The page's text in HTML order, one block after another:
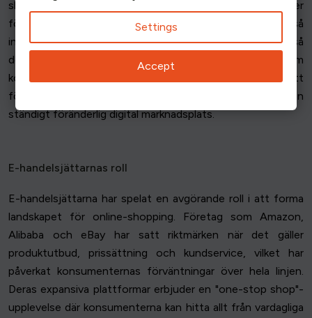
shoppingupplevelser online. Dessa tekniska innovationer
förbättrar inte bara konsumentupplevelsen utan ger också
insikter om trafikmönster på nätet. De ger också
detaljhandlarna viktiga konsumentinsikter om
konsumentbeteende, vilket gör det möjligt för dem att
förfina sina strategier och förbli konkurrenskraftiga på en
ständigt föränderlig digital marknadsplats.
E-handelsjättarnas roll
E-handelsjättarna har spelat en avgörande roll i att forma
landskapet för online-shopping. Företag som Amazon,
Alibaba och eBay har satt riktmärken när det gäller
produktutbud, prissättning och kundservice, vilket har
påverkat konsumenternas förväntningar över hela linjen.
Deras expansiva plattformar erbjuder en "one-stop shop"-
upplevelse där konsumenterna kan hitta allt från vardagliga
Settings
Accept